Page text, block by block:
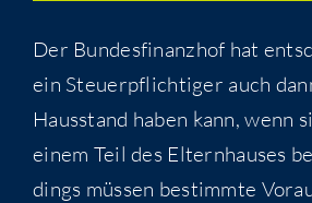
Der Bun­des­fi­nanz­hof hat
ein Steu­er­pflich­ti­ger auch
Haus­stand haben kann, wenn
einem Teil des Eltern­hau­ses
dings müs­sen bestimm­te